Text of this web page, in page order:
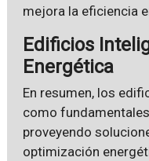
mejora la eficiencia
Edificios
Energética
En resumen, los
como
proveyendo
optimización